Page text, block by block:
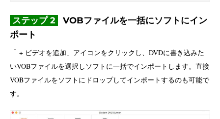
ステップ 2
VOBファイルを一括にソフトにイン
ポート
「 + ビデオを追加」アイコンをクリックし、DVDに書き込みた
いVOBファイルを選択しソフトに一括でインポートします。直接
VOBファイルをソフトにドロップしてインポートするのも可能で
す。